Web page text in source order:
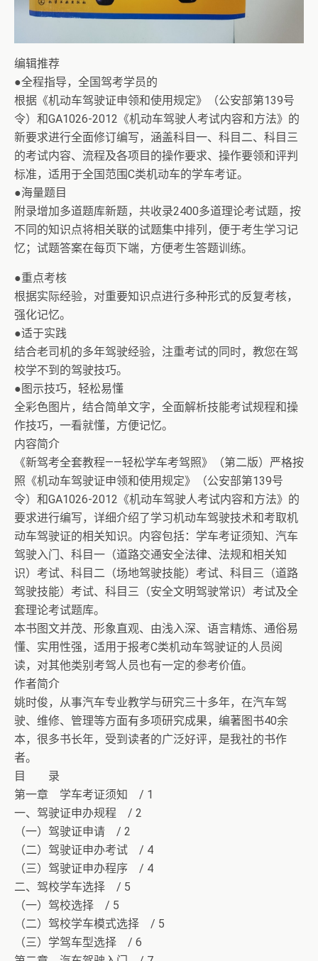
编辑推荐
●全程指导，全国驾考学员的
根据《机动车驾驶证申领和使用规定》（公安部第139号
令）和GA1026-2012《机动车驾驶人考试内容和方法》的
新要求进行全面修订编写，涵盖科目一、科目二、科目三
的考试内容、流程及各项目的操作要求、操作要领和评判
标准，适用于全国范围C类机动车的学车考证。
●海量题目
附录增加多道题库新题，共收录2400多道理论考试题，按
不同的知识点将相关联的试题集中排列，便于考生学习记
忆；试题答案在每页下端，方便考生答题训练。
●重点考核
根据实际经验，对重要知识点进行多种形式的反复考核，
强化记忆。
●适于实践
结合老司机的多年驾驶经验，注重考试的同时，教您在驾
校学不到的驾驶技巧。
●图示技巧，轻松易懂
全彩色图片，结合简单文字，全面解析技能考试规程和操
作技巧，一看就懂，方便记忆。
内容简介
《新驾考全套教程——轻松学车考驾照》（第二版）严格按
照《机动车驾驶证申领和使用规定》（公安部第139号
令）和GA1026-2012《机动车驾驶人考试内容和方法》的
要求进行编写，详细介绍了学习机动车驾驶技术和考取机
动车驾驶证的相关知识。内容包括：学车考证须知、汽车
驾驶入门、科目一（道路交通安全法律、法规和相关知
识）考试、科目二（场地驾驶技能）考试、科目三（道路
驾驶技能）考试、科目三（安全文明驾驶常识）考试及全
套理论考试题库。
本书图文并茂、形象直观、由浅入深、语言精炼、通俗易
懂、实用性强，适用于报考C类机动车驾驶证的人员阅
读，对其他类别考驾人员也有一定的参考价值。
作者简介
姚时俊，从事汽车专业教学与研究三十多年，在汽车驾
驶、维修、管理等方面有多项研究成果，编著图书40余
本，很多书长年，受到读者的广泛好评，是我社的书作
者。
目 录
第一章 学车考证须知 / 1
一、驾驶证申办规程 / 2
（一）驾驶证申请 / 2
（二）驾驶证申办考试 / 4
（三）驾驶证申办程序 / 4
二、驾校学车选择 / 5
（一）驾校选择 / 5
（二）驾校学车模式选择 / 5
（三）学驾车型选择 / 6